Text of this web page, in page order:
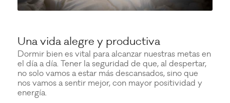
Una vida alegre y productiva
Dormir bien es vital para alcanzar nuestras metas en
el día a día. Tener la seguridad de que, al despertar,
no solo vamos a estar más descansados, sino que
nos vamos a sentir mejor, con mayor positividad y
energía.